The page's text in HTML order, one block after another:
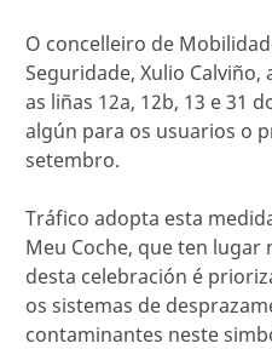
O concelleiro de
Seguridade, Xulio
as liñas 12a, 12b, 13 e 31
algún para os usuarios o
setembro.
Tráfico adopta esta
Meu Coche, que ten lugar
desta celebración é
os sistemas de
contaminantes neste